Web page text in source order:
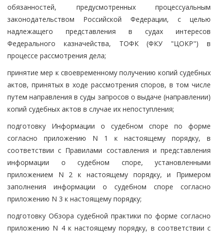
обязанностей, предусмотренных процессуальным
законодательством Российской Федерации, с целью
надлежащего представления в судах интересов
Федерального казначейства, ТОФК (ФКУ "ЦОКР") в
процессе рассмотрения дела;
принятие мер к своевременному получению копий судебных
актов, принятых в ходе рассмотрения споров, в том числе
путем направления в суды запросов о выдаче (направлении)
копий судебных актов в случае их непоступления;
подготовку Информации о судебном споре по форме
согласно приложению N 1 к настоящему порядку, в
соответствии с Правилами составления и представления
информации о судебном споре, установленными
приложением N 2 к настоящему порядку, и Примером
заполнения информации о судебном споре согласно
приложению N 3 к настоящему порядку;
подготовку Обзора судебной практики по форме согласно
приложению N 4 к настоящему порядку, в соответствии с